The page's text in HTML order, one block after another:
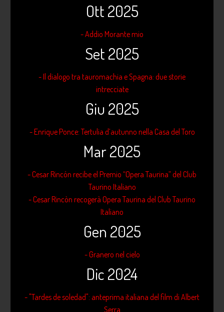
Ott 2025
- Addio Morante mio
Set 2025
- Il dialogo tra tauromachia e Spagna: due storie
intrecciate
Giu 2025
- Enrique Ponce: Tertulia d’autunno nella Casa del Toro
Mar 2025
- Cesar Rincón recibe el Premio “Opera Taurina” del Club
Taurino Italiano
- Cesar Rincòn recogerà Opera Taurina del Club Taurino
Italiano
Gen 2025
- Granero nel cielo
Dic 2024
- "Tardes de soledad": anteprima italiana del film di Albert
Serra